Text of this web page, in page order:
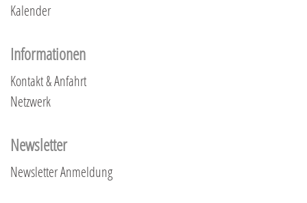
Kalender
Informationen
Kontakt & Anfahrt
Netzwerk
Newsletter
Newsletter Anmeldung